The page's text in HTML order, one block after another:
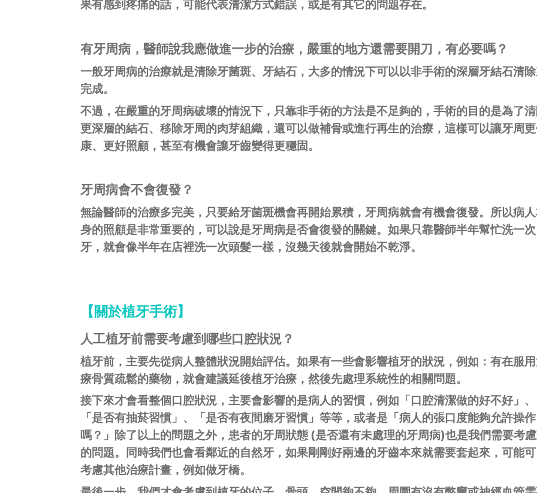
果有感到疼痛的話，可能代表清潔方式錯誤，或是有其它的問題存在。
有牙周病，醫師說我應做進一步的治療，嚴重的地方還需要開刀，有必要嗎？
一般牙周病的治療就是清除牙菌斑、牙結石，大多的情況下可以以非手術的深層牙結石清
完成。
不過，在嚴重的牙周病破壞的情況下，只靠非手術的方法是不足夠的，手術的目的是為了
更深層的結石、移除牙周的肉芽組織，還可以做補骨或進行再生的治療，這樣可以讓牙周
康、更好照顧，甚至有機會讓牙齒變得更穩固。
牙周病會不會復發？
無論醫師的治療多完美，只要給牙菌斑機會再開始累積，牙周病就會有機會復發。所以病
身的照顧是非常重要的，可以說是牙周病是否會復發的關鍵。如果只靠醫師半年幫忙洗一次
牙，就會像半年在店裡洗一次頭髮一樣，沒幾天後就會開始不乾淨。
【關於植牙手術】
人工植牙前需要考慮到哪些口腔狀況？
植牙前，主要先從病人整體狀況開始評估。如果有一些會影響植牙的狀況，例如：有在服
療骨質疏鬆的藥物，就會建議延後植牙治療，然後先處理系統性的相關問題。
接下來才會看整個口腔狀況 ，主要會影響的是病人的習慣，例如「口腔清潔做的好不好」、
「是否有抽菸習慣」、「是否有夜間磨牙習慣」等等，或者是「病人的張口度能夠允許操作
嗎？」除了以上的問題之外，患者的牙周狀態 (是否還有未處理的牙周病)也是我們需要考慮
的問題。同時我們也會看鄰近的自然牙，如果剛剛好兩邊的牙齒本來就需要套起來，可能
考慮其他治療計畫，例如做牙橋。